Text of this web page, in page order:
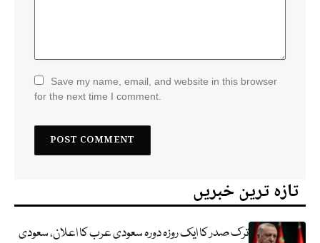
Save my name, email, and website in this browser
for the next time I comment.
تازہ ترین خبریں
ترک صدر کا ایک روزہ دورہ سعودی عرب کا اعلان، سعودی